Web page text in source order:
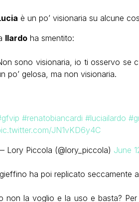
è un po’ visionaria su alcune
Ilardoha smentito:
sono visionaria, io ti osservo se
po’ gelosa, ma non visionaria.
#renatobiancardi #luciailardo
JN1vKD6y4C
Lory Piccola (@lory_piccola) June
gieffino ha poi replicato
non la voglio e la uso e basta?